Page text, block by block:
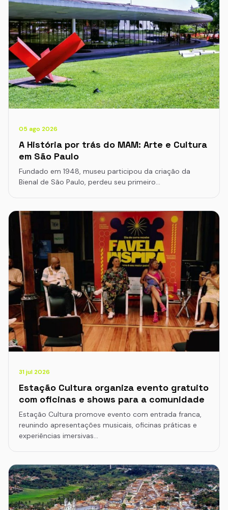
05 ago 2026
A História por trás do MAM: Arte e Cultura
em São Paulo
Fundado em 1948, museu participou da criação da
Bienal de São Paulo, perdeu seu primeiro…
31 jul 2026
Estação Cultura organiza evento gratuito
com oficinas e shows para a comunidade
Estação Cultura promove evento com entrada franca,
reunindo apresentações musicais, oficinas práticas e
experiências imersivas…